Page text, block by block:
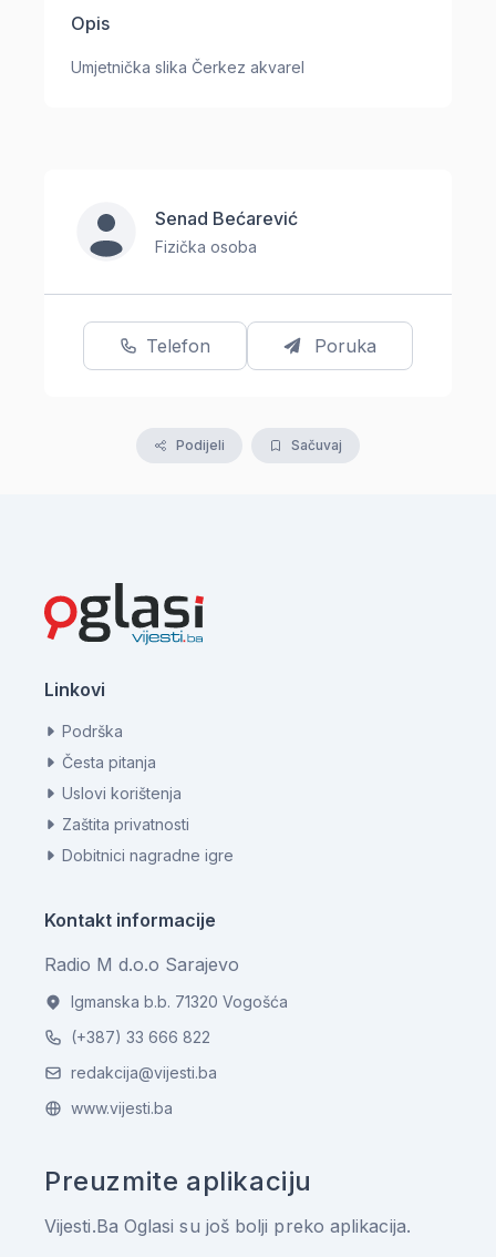
Opis
Umjetnička slika Čerkez akvarel
Senad Bećarević
Fizička osoba
Telefon Poruka
Podijeli Sačuvaj
Linkovi
Podrška
Česta pitanja
Uslovi korištenja
Zaštita privatnosti
Dobitnici nagradne igre
Kontakt informacije
Radio M d.o.o Sarajevo
Igmanska b.b. 71320 Vogošća
(+387) 33 666 822
redakcija@vijesti.ba
www.vijesti.ba
Preuzmite aplikaciju
Vijesti.Ba Oglasi su još bolji preko aplikacija.